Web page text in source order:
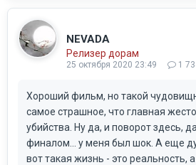
NEVADA
Релизер дорам
25 октября 2020 23:49 1
Хороший фильм, но такой
самое страшное, что главная
убийства. Ну да, и поворот здесь,
финалом... у меня был шок. А еще
вот такая жизнь - это реальность,